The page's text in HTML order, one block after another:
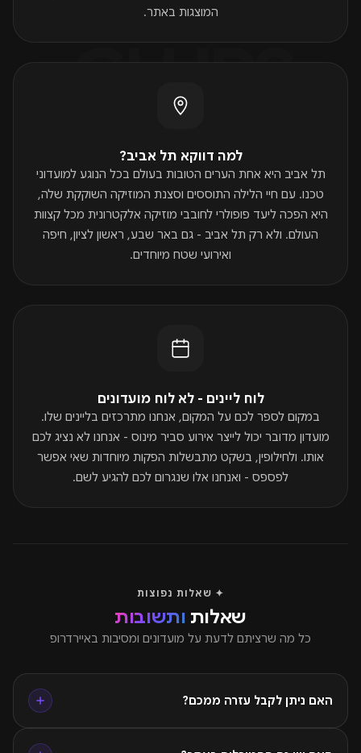
CLUBS
המוצגות באתר.
למה דווקא תל אביב?
תל אביב היא אחת הערים הטובות בעולם בכל הנוגע למועדוני
טכנו. עם חיי הלילה התוססים וסצנת המוזיקה השוקקת שלה,
היא הפכה ליעד פופולרי לחובבי מוזיקה אלקטרונית מכל קצוות
העולם. ולא רק תל אביב - גם באר שבע, ראשון לציון, חיפה
ואירועי שטח מיוחדים.
לוח ליינים - לא לוח מועדונים
במקום לספר לכם על המקום, אנחנו מתרכזים בליינים שלו.
מועדון מדובר יכול לייצר אירוע סביר מינוס - אנחנו לא נציג לכם
אותו. ולחילופין, בשקט מתבשלות הפקות מיוחדות שאי אפשר
לפספס - ואנחנו אלו שנגרום לכם להגיע לשם.
✦ שאלות נפוצות
שאלות ותשובות
כל מה שרציתם לדעת על מועדונים ומסיבות באיירדרופ
האם ניתן לקבל עזרה ממכם?